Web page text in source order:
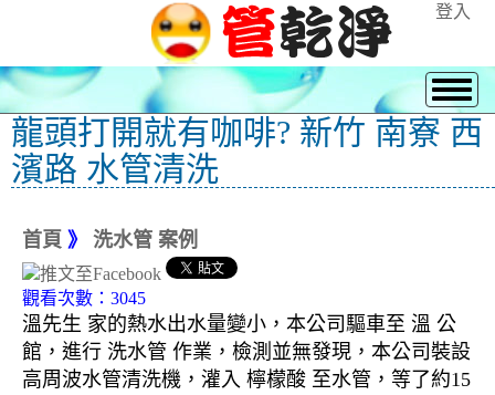
登入
龍頭打開就有咖啡? 新竹 南寮 西
濱路 水管清洗
首頁 》 洗水管 案例
觀看次數：3045
溫先生 家的熱水出水量變小，本公司驅車至 溫 公
館，進行 洗水管 作業，檢測並無發現，本公司裝設
高周波水管清洗機，灌入 檸檬酸 至水管，等了約15